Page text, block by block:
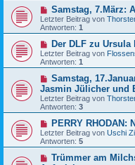
Samstag, 7.März:
Letzter Beitrag von
Antworten: 1
Der DLF zu Ursula
Letzter Beitrag von
Antworten: 1
Samstag,
Jasmin Jülicher und
Letzter Beitrag von
Antworten: 3
PERRY RHODAN:
Letzter Beitrag von Uschi
Antworten: 5
Trümmer am